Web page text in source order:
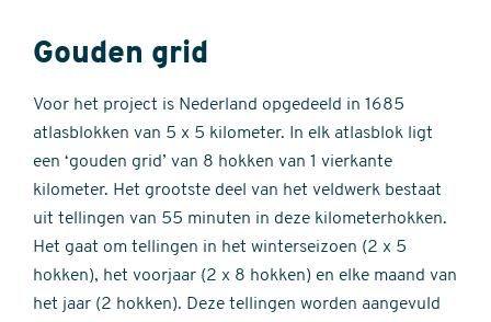
Gouden grid
Voor het project is Nederland opgedeeld in 1685
atlasblokken van 5 x 5 kilometer. In elk atlasblok ligt
een ‘gouden grid’ van 8 hokken van 1 vierkante
kilometer. Het grootste deel van het veldwerk bestaat
uit tellingen van 55 minuten in deze kilometerhokken.
Het gaat om tellingen in het winterseizoen (2 x 5
hokken), het voorjaar (2 x 8 hokken) en elke maand van
het jaar (2 hokken). Deze tellingen worden aangevuld